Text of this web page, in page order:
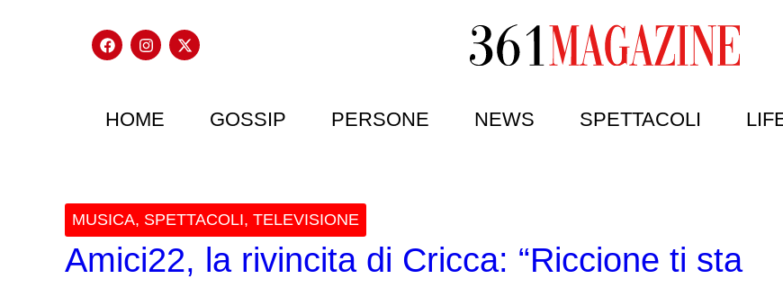
HOME GOSSIP PERSONE NEWS SPETTACOLI
MUSICA, SPETTACOLI, TELEVISIONE
Amici22, la rivincita di Cricca: “Riccione ti sta